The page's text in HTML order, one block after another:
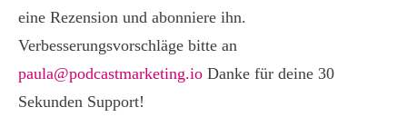
eine Rezension und abonniere ihn.
Verbesserungsvorschläge bitte an
paula@podcastmarketing.io Danke für deine 30
Sekunden Support!